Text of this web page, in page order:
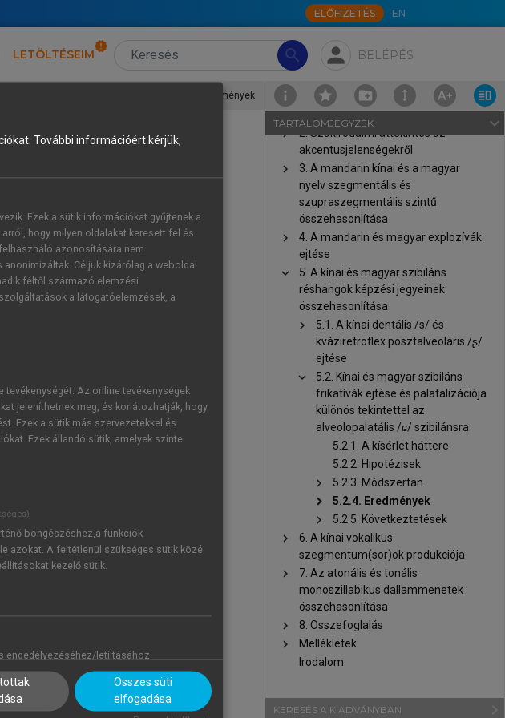
ELŐFIZETÉS EN
search person BELÉPÉS
LETÖLTÉSEIM
5.2.4. Eredmények
TARTALOMJEGYZÉK navigate_next
A mandarin beszédhangok
produkciója kínaiul tanuló magyar
anyanyelvűek ejtésében
Impresszum
Köszönetnyilvánítás
chevron_right 1. Előszó
chevron_right 2. Szakirodalmi áttekintés az
akcentusjelenségekről
chevron_right
3. A mandarin kínai és a magyar
nyelv szegmentális és
szupraszegmentális szintű
összehasonlítása
chevron_right
4. A mandarin és magyar explozívák
ejtése
chevron_right
5. A kínai és magyar szibiláns
réshangok képzési jegyeinek
összehasonlítása
chevron_right
5.1. A kínai dentális /s/ és
kváziretroflex posztalveoláris /ʂ/
ejtése
chevron_right
5.2. Kínai és magyar szibiláns
frikatívák ejtése és palatalizációja
különös tekintettel az
alveolopalatális /ɕ/ szibilánsra
5.2.1. A kísérlet háttere
5.2.2. Hipotézisek
chevron_right 5.2.3. Módszertan
chevron_right 5.2.4. Eredmények
chevron_right 5.2.5. Következtetések
chevron_right
6. A kínai vokalikus
szegmentum(sor)ok produkciója
chevron_right
7. Az atonális és tonális
monoszillabikus dallammenetek
összehasonlítása
chevron_right 8. Összefoglalás
chevron_right
Mellékletek
Irodalom
KERESÉS A KIADVÁNYBAN
További információért kérjük,
Ezek a sütik információkat gyűjtenek a
hogy milyen oldalakat keresett fel és
azonosítására nem
Céljuk kizárólag a weboldal
féltől származó elemzési
a látogatóelemzések, a
Az online tevékenységek
jeleníthetnek meg, és korlátozhatják, hogy
Ezek a sütik más szervezetekkel és
Ezek állandó sütik, amelyek szinte
böngészéshez,a funkciók
azokat. A feltétlenül szükséges sütik közé
kezelő sütik.
engedélyezéséhez/letiltásához.
Összes süti
elfogadása